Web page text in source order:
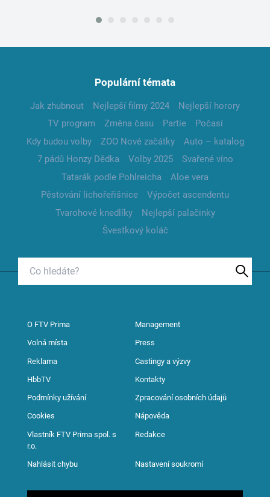
Populární témata
Jak zhubnout Nejlepší filmy 2024
Nejlepší horory
TV program
Změna času Partie
Počasí
Kdy budou volby
ZOO Nové začátky
Auto – katalog
7 pádů Honzy Dědka
Volby 2025
Svařené víno
Tatarák podle Pohlreicha
Aloe vera
Pěstování lichořeřišnice
Výpočet ascendentu
Tvarohové knedlíky
Nejlepší palačinky
Švestkový koláč
O FTV Prima Management
Volná místa Press
Reklama Castingy a výzvy
HbbTV Kontakty
Podmínky užívání Zpracování osobních údajů
Cookies Nápověda
Vlastník FTV Prima spol. s
r.o.
Redakce
Nahlásit chybu Nastavení soukromí